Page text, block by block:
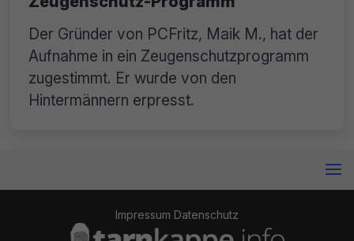
Der Gründer von PCFritz, Maik M., hat der
Aufnahme in ein Zeugenschutzprogramm
zugestimmt. Er wurde von den
Hintermännern erpresst.
Impressum Datenschutz